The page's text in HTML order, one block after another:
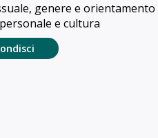
genere e orientamento
e cultura